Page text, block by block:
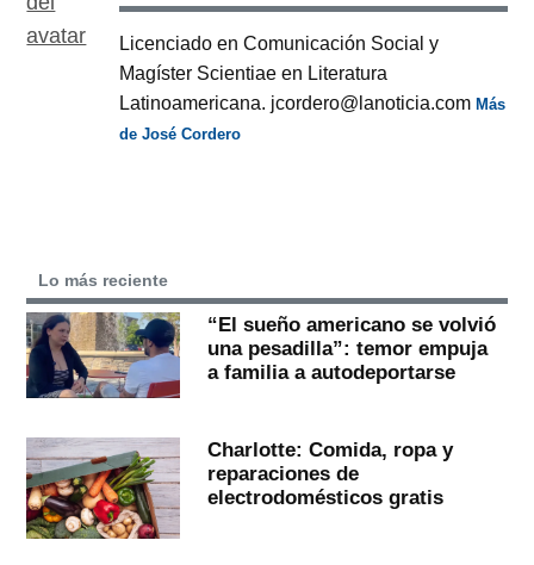
Licenciado en Comunicación Social y
Magíster Scientiae en Literatura
Latinoamericana. jcordero@lanoticia.comMás
de José Cordero
Lo más reciente
“El sueño americano se volvió
una pesadilla”: temor empuja
a familia a autodeportarse
Charlotte: Comida, ropa y
reparaciones de
electrodomésticos gratis